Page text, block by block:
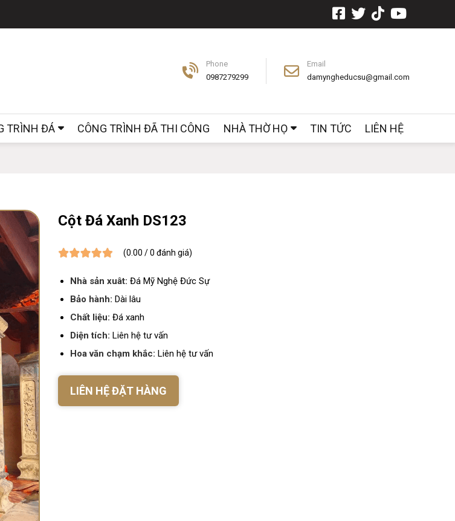
Phone
0987279299
Email
damyngheducsu@gmail.com
TRÌNH ĐÁ CÔNG TRÌNH ĐÃ THI CÔNG NHÀ THỜ HỌ TIN TỨC LIÊN HỆ
Cột Đá Xanh DS123
(0.00 / 0 đánh giá)
Nhà sản xuât: Đá Mỹ Nghệ Đức Sự
Bảo hành: Dài lâu
Chất liệu: Đá xanh
Diện tích: Liên hệ tư vấn
Hoa văn chạm khắc: Liên hệ tư vấn
LIÊN HỆ ĐẶT HÀNG